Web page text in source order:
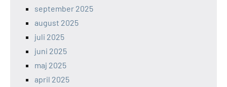
september 2025
august 2025
juli 2025
juni 2025
maj 2025
april 2025